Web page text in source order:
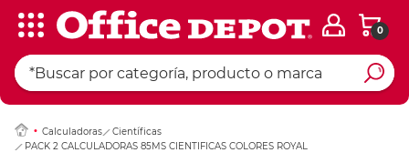
0
Calculadoras
Científicas
PACK 2 CALCULADORAS 85MS CIENTIFICAS COLORES ROYAL
Ingresar Codigo